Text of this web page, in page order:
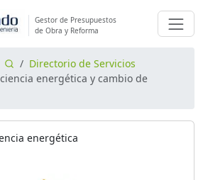
Gestor de Presupuestos
de Obra y Reforma
Directorio de Servicios
energética y cambio de
energética